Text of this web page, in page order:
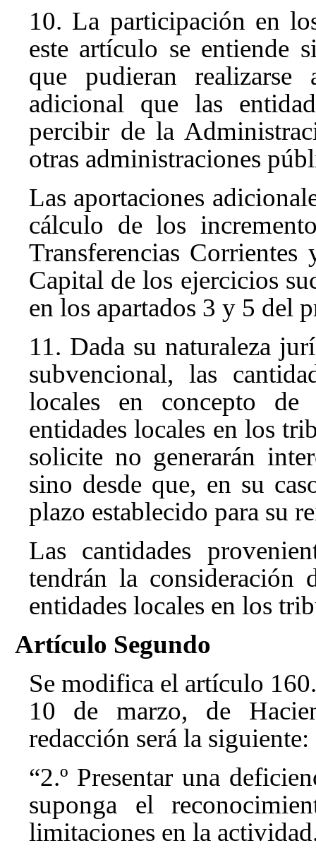
10. La participación en
este artículo se entiende
que pudieran
adicional que las
percibir de la
otras administraciones
Las aportaciones
cálculo de los
Transferencias
Capital de los ejercicios
en los apartados 3 y 5 del
11. Dada su naturaleza
subvencional, las
locales en concepto
entidades locales en los
solicite no generarán
sino desde que, en su
plazo establecido para su
Las cantidades
tendrán la consideración
entidades locales en los
Artículo Segundo
Se modifica el artículo
10 de marzo, de
redacción será la siguiente:
“2.º Presentar una
suponga el
limitaciones en la